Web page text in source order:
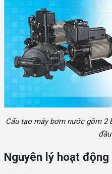
Cấu tạo máy bơm nước gồm 2
Nguyên lý hoạt